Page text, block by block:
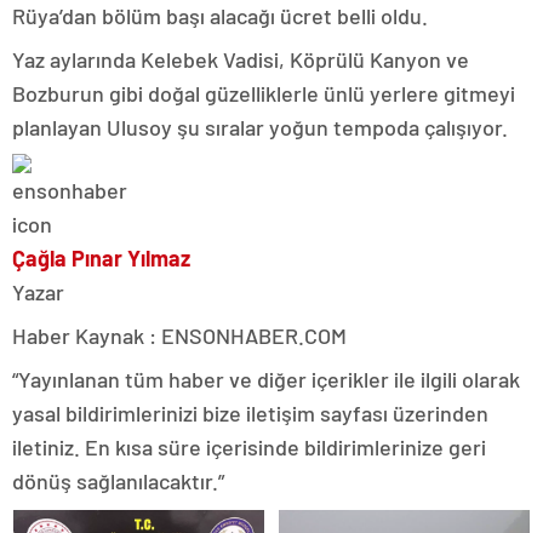
Rüya’dan bölüm başı alacağı ücret belli oldu.
Yaz aylarında Kelebek Vadisi, Köprülü Kanyon ve
Bozburun gibi doğal güzelliklerle ünlü yerlere gitmeyi
planlayan Ulusoy şu sıralar yoğun tempoda çalışıyor.
Çağla Pınar Yılmaz
Yazar
Haber Kaynak : ENSONHABER.COM
“Yayınlanan tüm haber ve diğer içerikler ile ilgili olarak
yasal bildirimlerinizi bize iletişim sayfası üzerinden
iletiniz. En kısa süre içerisinde bildirimlerinize geri
dönüş sağlanılacaktır.”